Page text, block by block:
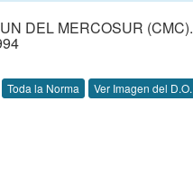
DEL MERCOSUR (CMC).
Toda la Norma Ver Imagen del D.O.